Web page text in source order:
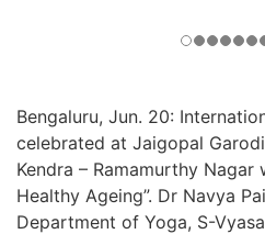
Bengaluru, Jun. 20:
celebrated at Jaigopal
Kendra – Ramamurthy
Healthy Ageing”. Dr Navya
Department of Yoga, S-